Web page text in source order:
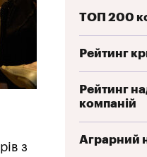
з
ТОП 200
Рейтинг
Рейтинг
компаній
Аграрний